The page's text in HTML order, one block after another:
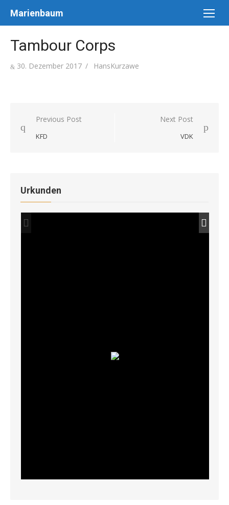
Marienbaum
Tambour Corps
Posted
30. Dezember 2017 Author
HansKurzawe
Beitragsnavigation
Previous Post
KFD
Next Post
VDK
Urkunden